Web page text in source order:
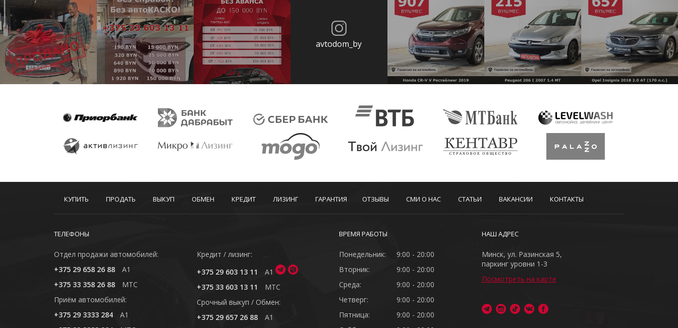
avtodom_by
КУПИТЬ ПРОДАТЬ ВЫКУП ОБМЕН КРЕДИТ ЛИЗИНГ ГАРАНТИЯ ОТЗЫВЫ СМИ О НАС СТАТЬИ ВАКАНСИИ КОНТАКТЫ
ТЕЛЕФОНЫ
Отдел продажи автомобилей:
+375 29 658 26 88
A1
+375 33 358 26 88
MTC
Приём автомобилей:
+375 29 3333 284
A1
Кредит / лизинг:
+375 29 603 13 11
A1
+375 33 603 13 11
MTC
Cрочный выкуп / Обмен:
+375 29 657 26 88
A1
ВРЕМЯ РАБОТЫ
Понедельник:
9:00 - 20:00
Вторник:
9:00 - 20:00
Среда:
9:00 - 20:00
Четверг:
9:00 - 20:00
Пятница:
9:00 - 20:00
НАШ АДРЕС
Минск, ул. Разинская 5,
паркинг уровни 1-3
Посмотреть на карте